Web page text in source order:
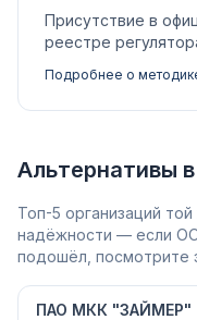
Присутствие в
реестре
Подробнее о
Альтернативы
Топ-5 организаций
надёжности — если
подошёл, посмотрите
ПАО МКК "ЗАЙМЕР"